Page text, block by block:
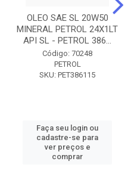
OLEO SAE SL 20W50
MINERAL PETROL 24X1LT
API SL - PETROL 386...
Código: 70248
PETROL
SKU: PET386115
Faça seu login ou
cadastre-se para
ver preços e
comprar